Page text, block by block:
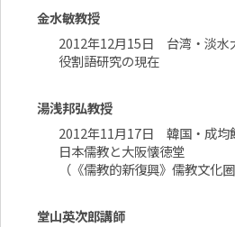
金水敏教授
2012年12月15日 台湾・淡水
役割語研究の現在
湯浅邦弘教授
2012年11月17日 韓国・成均
日本儒教と大阪懐徳堂
（《儒教的新復興》儒教文化
堂山英次郎講師